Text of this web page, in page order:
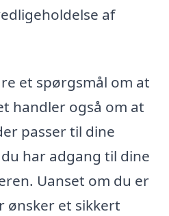
af
et spørgsmål om at
handler også om at
passer til dine
har adgang til dine
Uanset om du er
ønsker et sikkert